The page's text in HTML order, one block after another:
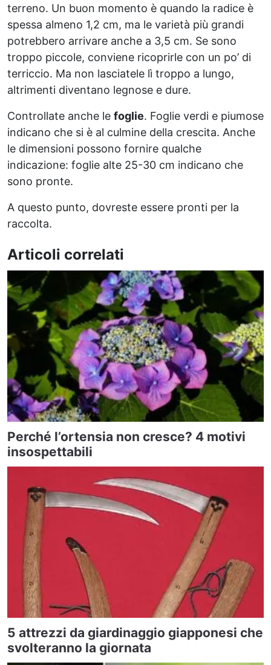
terreno. Un buon momento è quando la radice è
spessa almeno 1,2 cm, ma le varietà più grandi
potrebbero arrivare anche a 3,5 cm. Se sono
troppo piccole, conviene ricoprirle con un po’ di
terriccio. Ma non lasciatele lì troppo a lungo,
altrimenti diventano legnose e dure.
Controllate anche le foglie. Foglie verdi e piumose
indicano che si è al culmine della crescita. Anche
le dimensioni possono fornire qualche
indicazione: foglie alte 25-30 cm indicano che
sono pronte.
A questo punto, dovreste essere pronti per la
raccolta.
Articoli correlati
Perché l’ortensia non cresce? 4 motivi
insospettabili
5 attrezzi da giardinaggio giapponesi che
svolteranno la giornata